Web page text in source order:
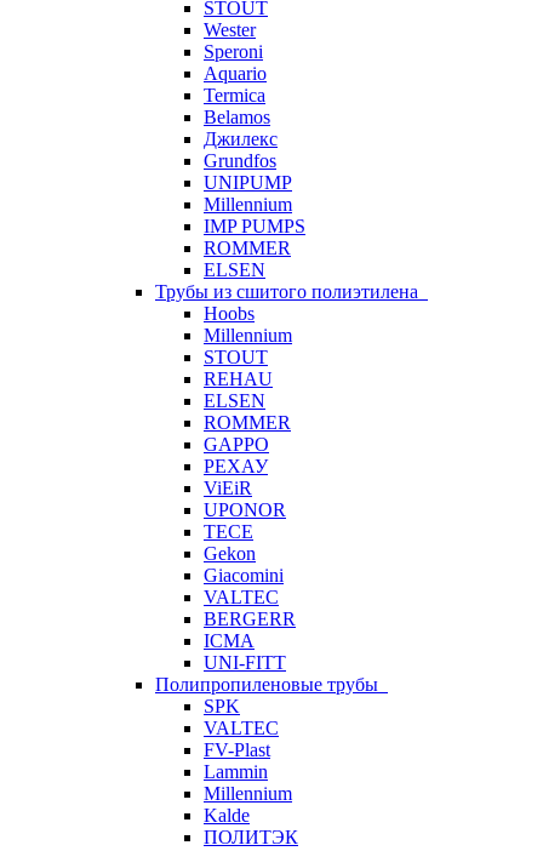
STOUT
Wester
Speroni
Aquario
Termica
Belamos
Джилекс
Grundfos
UNIPUMP
Millennium
IMP PUMPS
ROMMER
ELSEN
Трубы из сшитого полиэтилена
Hoobs
Millennium
STOUT
REHAU
ELSEN
ROMMER
GAPPO
РЕХАУ
ViEiR
UPONOR
TECE
Gekon
Giacomini
VALTEC
BERGERR
ICMA
UNI-FITT
Полипропиленовые трубы
SPK
VALTEC
FV-Plast
Lammin
Millennium
Kalde
ПОЛИТЭК